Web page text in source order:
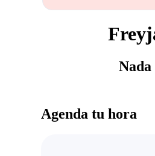
Nada
Agenda tu hora